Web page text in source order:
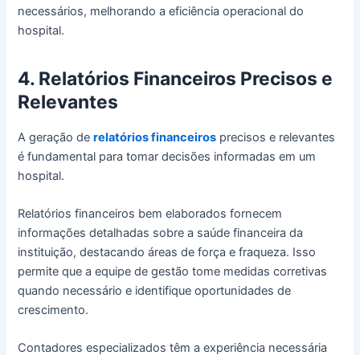
necessários, melhorando a eficiência operacional do
hospital.
4. Relatórios Financeiros Precisos e
Relevantes
A geração derelatórios financeiros precisos e relevantes
é fundamental para tomar decisões informadas em um
hospital.
Relatórios financeiros bem elaborados fornecem
informações detalhadas sobre a saúde financeira da
instituição, destacando áreas de força e fraqueza. Isso
permite que a equipe de gestão tome medidas corretivas
quando necessário e identifique oportunidades de
crescimento.
Contadores especializados têm a experiência necessária